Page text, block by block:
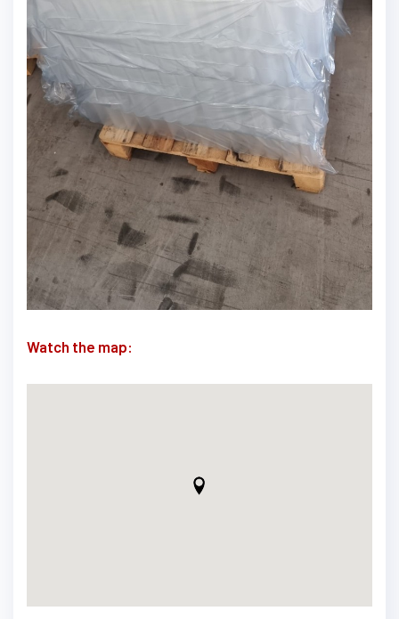
Watch the map: